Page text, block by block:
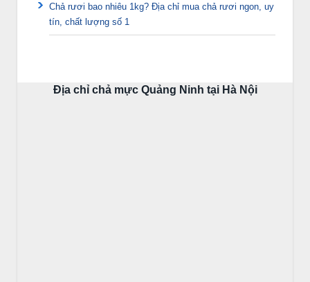
Chả rươi bao nhiêu 1kg? Địa chỉ mua chả rươi ngon, uy
tín, chất lượng số 1
Địa chỉ chả mực Quảng Ninh tại Hà Nội